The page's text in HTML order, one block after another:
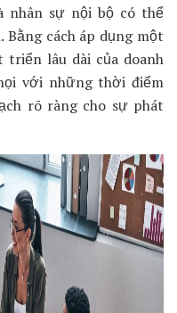
nhân sự nội bộ có thể
cách áp dụng một
lâu dài của doanh
với những thời điểm
rõ ràng cho sự phát